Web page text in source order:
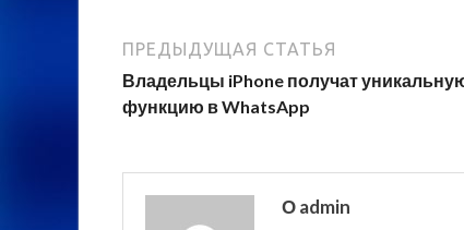
ПРЕДЫДУЩАЯ СТАТЬЯ
Владельцы iPhone получат
функцию в WhatsApp
О admin